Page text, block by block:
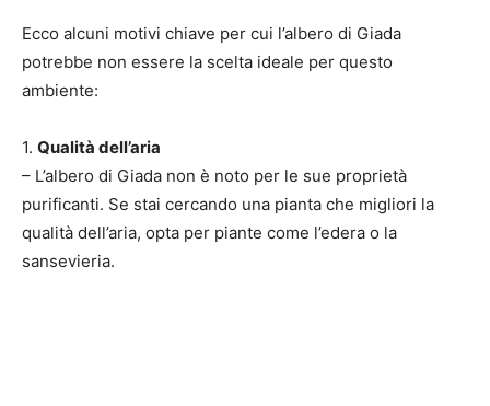
Ecco alcuni motivi chiave per cui l’albero di Giada
potrebbe non essere la scelta ideale per questo
ambiente:
1. Qualità dell’aria
– L’albero di Giada non è noto per le sue proprietà
purificanti. Se stai cercando una pianta che migliori la
qualità dell’aria, opta per piante come l’edera o la
sansevieria.